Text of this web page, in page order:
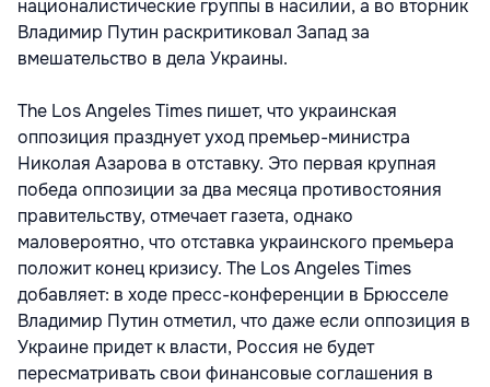
националистические группы в насилии, а во вторник
Владимир Путин раскритиковал Запад за
вмешательство в дела Украины.
The Los Angeles Times пишет, что украинская
оппозиция празднует уход премьер-министра
Николая Азарова в отставку. Это первая крупная
победа оппозиции за два месяца противостояния
правительству, отмечает газета, однако
маловероятно, что отставка украинского премьера
положит конец кризису. The Los Angeles Times
добавляет: в ходе пресс-конференции в Брюсселе
Владимир Путин отметил, что даже если оппозиция в
Украине придет к власти, Россия не будет
пересматривать свои финансовые соглашения в